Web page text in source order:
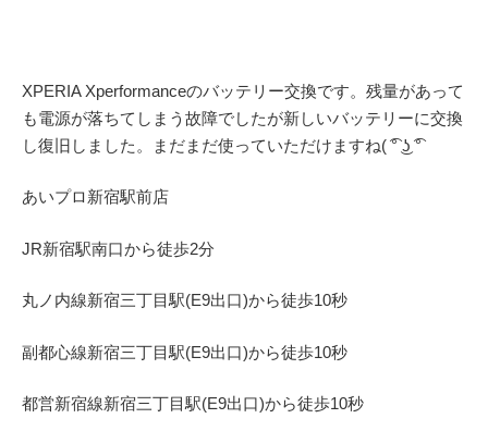
XPERIA Xperformanceのバッテリー交換です。残量があって
も電源が落ちてしまう故障でしたが新しいバッテリーに交換
し復旧しました。まだまだ使っていただけますね( ͡° ͜ʖ ͡°
あいプロ新宿駅前店
JR新宿駅南口から徒歩2分
丸ノ内線新宿三丁目駅(E9出口)から徒歩10秒
副都心線新宿三丁目駅(E9出口)から徒歩10秒
都営新宿線新宿三丁目駅(E9出口)から徒歩10秒